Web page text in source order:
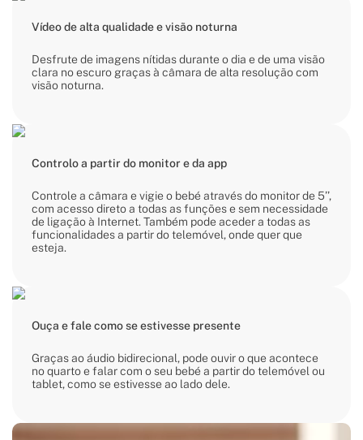
Vídeo de alta qualidade e visão noturna
Desfrute de imagens nítidas durante o dia e de uma visão
clara no escuro graças à câmara de alta resolução com
visão noturna.
Controlo a partir do monitor e da app
Controle a câmara e vigie o bebé através do monitor de 5’’,
com acesso direto a todas as funções e sem necessidade
de ligação à Internet. Também pode aceder a todas as
funcionalidades a partir do telemóvel, onde quer que
esteja.
Ouça e fale como se estivesse presente
Graças ao áudio bidirecional, pode ouvir o que acontece
no quarto e falar com o seu bebé a partir do telemóvel ou
tablet, como se estivesse ao lado dele.